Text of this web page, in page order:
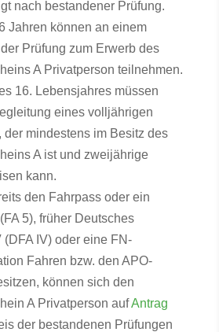
nach bestandener Prüfung.
Jahren können an einem
Prüfung zum Erwerb des
A Privatperson teilnehmen.
16. Lebensjahres müssen
eines volljährigen
der mindestens im Besitz des
A ist und zweijährige
kann.
den Fahrpass oder ein
5), früher Deutsches
(DFA IV) oder eine FN-
Fahren bzw. den APO-
können sich den
A Privatperson aufAntrag
der bestandenen Prüfungen